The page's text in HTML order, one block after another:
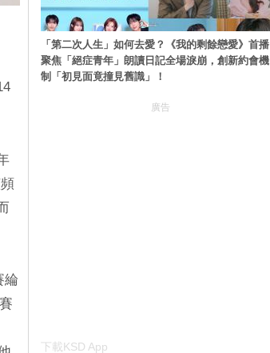
綸
「第二次人生」如何去愛？《我的剩餘戀愛》首播
聚焦「絕症青年」朗讀日記全場淚崩，創新約會機
制「初見面竟撞見舊識」！
廣告
下載KSD App